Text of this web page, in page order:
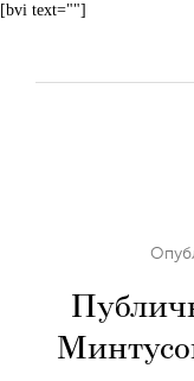
[bvi text=""]